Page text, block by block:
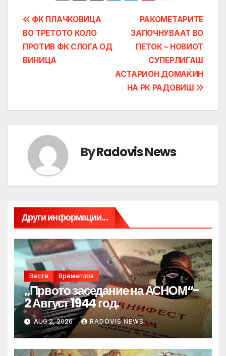
Post
navigation
РАКОМЕТАРИТЕ
ЗАПОЧНУВААТ ВО
ПЕТОК – НОВИОТ
СУПЕРЛИГАШ
АСТАРИОН ДОМАЌИН
НА РК РАДОВИШ
ФК ПЛАЧКОВИЦА
ВО ТРЕТОТО КОЛО
ПРОТИВ ФК СЛОГА ОД
ВИНИЦА
ByRadovis News
Други информации...
Вести Времеплов
„Првото заседание на АСНОМ“-
2 Август 1944 год.
AUG 2, 2026 RADOVIS NEWS